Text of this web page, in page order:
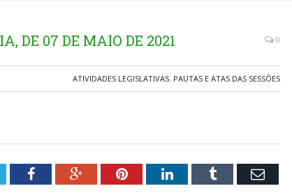
DE 07 DE MAIO DE 2021 0
ATIVIDADES LEGISLATIVAS, PAUTAS E ATAS DAS SESSÕES
FacebookGoogle+PinterestLinkedInTumblr Email